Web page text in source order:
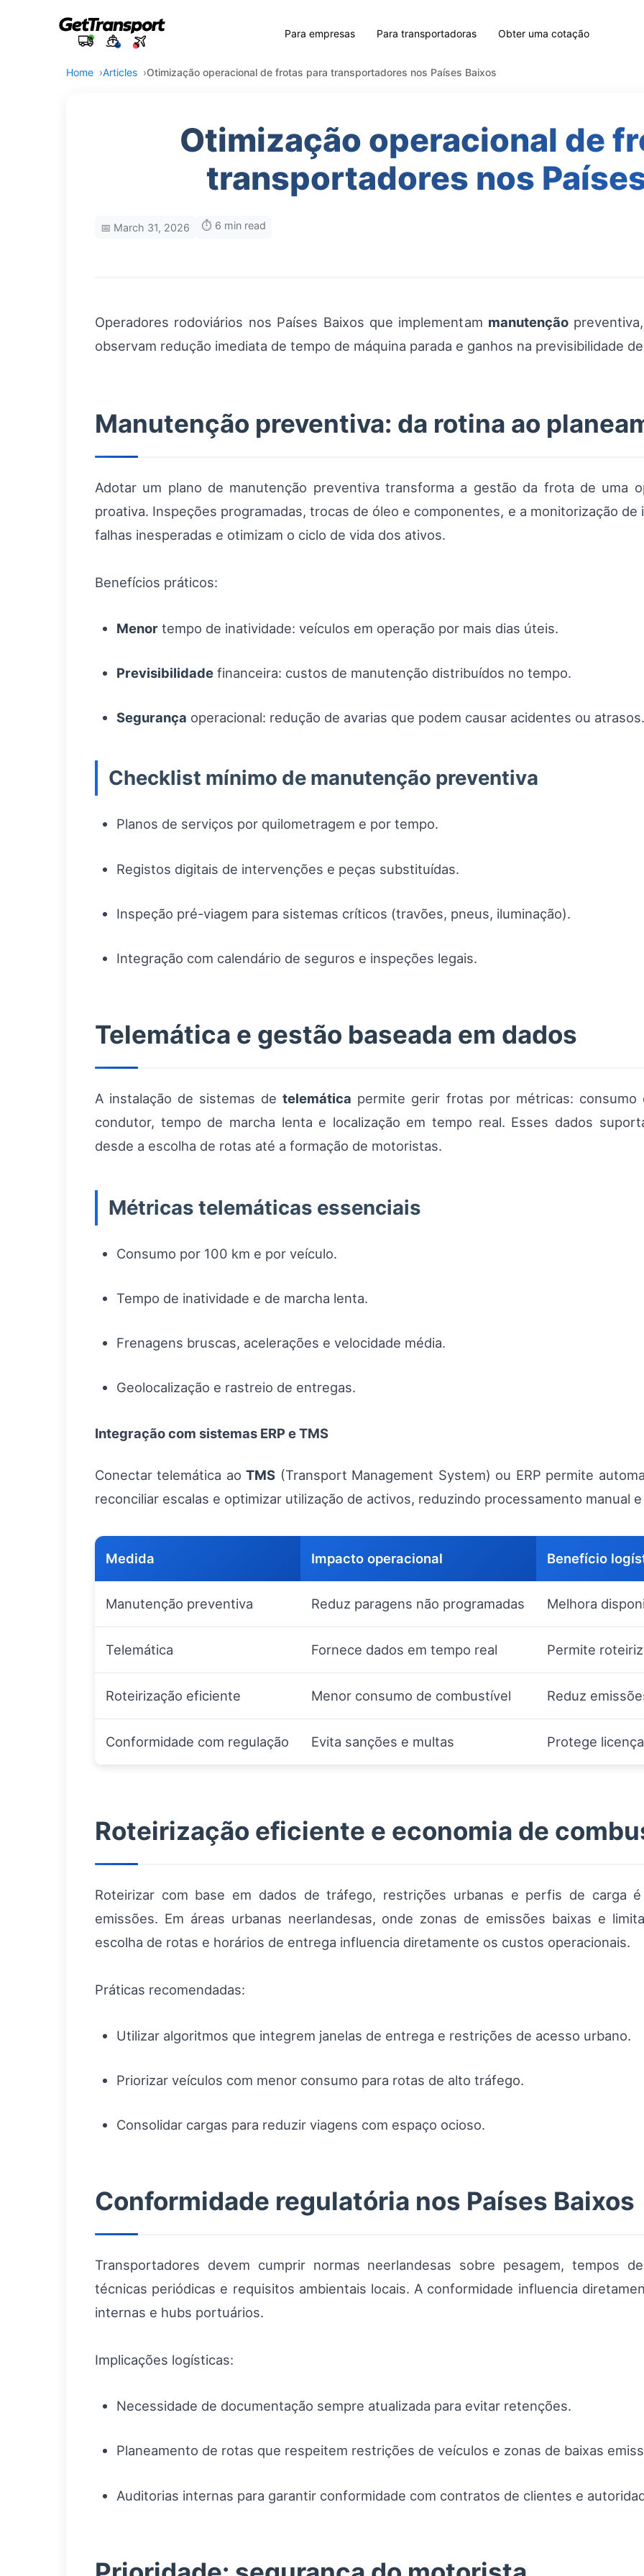
Para empresas Para transportadoras Obter uma cotação
Home Articles Otimização operacional de frotas para transportadores nos Países Baixos
Otimização operacional de
transportadores nos
📅 March 31, 2026 ⏱️ 6 min read
Operadores rodoviários nos Países Baixos que implementam manutenção
observam redução imediata de tempo de máquina parada e ganhos na previsibilidade
Manutenção preventiva: da rotina ao
Adotar um plano de manutenção preventiva transforma a gestão da frota de uma
proativa. Inspeções programadas, trocas de óleo e componentes, e a monitorização
falhas inesperadas e otimizam o ciclo de vida dos ativos.
Benefícios práticos:
Menor tempo de inatividade: veículos em operação por mais dias úteis.
Previsibilidade financeira: custos de manutenção distribuídos no tempo.
Segurança operacional: redução de avarias que podem causar acidentes ou atrasos.
Checklist mínimo de manutenção preventiva
Planos de serviços por quilometragem e por tempo.
Registos digitais de intervenções e peças substituídas.
Inspeção pré-viagem para sistemas críticos (travões, pneus, iluminação).
Integração com calendário de seguros e inspeções legais.
Telemática e gestão baseada em dados
A instalação de sistemas detelemática permite gerir frotas por métricas:
condutor, tempo de marcha lenta e localização em tempo real. Esses dados
desde a escolha de rotas até a formação de motoristas.
Métricas telemáticas essenciais
Consumo por 100 km e por veículo.
Tempo de inatividade e de marcha lenta.
Frenagens bruscas, acelerações e velocidade média.
Geolocalização e rastreio de entregas.
Integração com sistemas ERP e TMS
Conectar telemática aoTMS (Transport Management System) ou ERP permite
reconciliar escalas e optimizar utilização de activos, reduzindo processamento manual
Medida Impacto operacional Benefício
Manutenção preventiva Reduz paragens não programadas Melhora
Telemática Fornece dados em tempo real Permite
Roteirização eficiente Menor consumo de combustível Reduz
Conformidade com regulação Evita sanções e multas Protege
Roteirização eficiente e economia de
Roteirizar com base em dados de tráfego, restrições urbanas e perfis de carga
emissões. Em áreas urbanas neerlandesas, onde zonas de emissões baixas e
escolha de rotas e horários de entrega influencia diretamente os custos operacionais.
Práticas recomendadas:
Utilizar algoritmos que integrem janelas de entrega e restrições de acesso urbano.
Priorizar veículos com menor consumo para rotas de alto tráfego.
Consolidar cargas para reduzir viagens com espaço ocioso.
Conformidade regulatória nos Países Baixos
Transportadores devem cumprir normas neerlandesas sobre pesagem, tempos
técnicas periódicas e requisitos ambientais locais. A conformidade influencia
internas e hubs portuários.
Implicações logísticas:
Necessidade de documentação sempre atualizada para evitar retenções.
Planeamento de rotas que respeitem restrições de veículos e zonas de baixas
Auditorias internas para garantir conformidade com contratos de clientes e